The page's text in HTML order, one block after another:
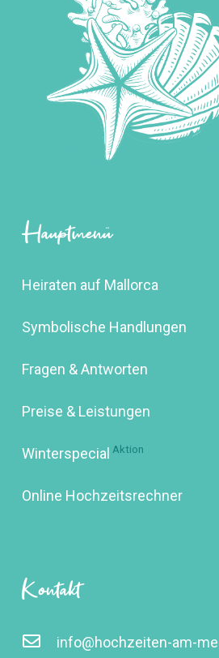
Hauptmenü
Heiraten auf Mallorca
Symbolische Handlungen
Fragen & Antworten
Preise & Leistungen
Winterspecial Aktion
Online Hochzeitsrechner
Kontakt
info@hochzeiten-am-